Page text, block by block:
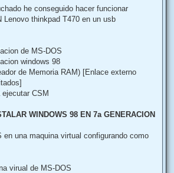
he conseguido hacer funcionar
Lenovo thinkpad T470 en un usb
de MS-DOS
windows 98
de Memoria RAM) [Enlace externo
CSM
WINDOWS 98 EN 7a GENERACION
en una maquina virtual configurando como
virual de MS-DOS